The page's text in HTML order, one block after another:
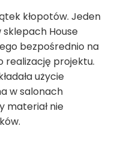
kłopotów. Jeden
House
bezpośrednio na
realizację projektu.
użycie
w salonach
materiał nie